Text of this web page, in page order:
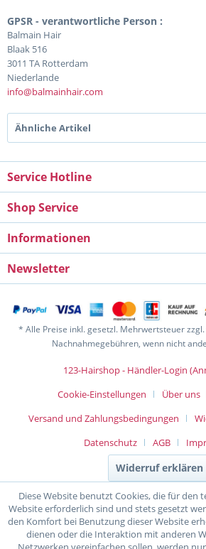
GPSR - verantwortliche Person :
Balmain Hair
Blaak 516
3011 TA Rotterdam
Niederlande
info@balmainhair.com
Ähnliche Artikel
Service Hotline
Shop Service
Informationen
Newsletter
* Alle Preise inkl. gesetzl. Mehrwertsteuer zzgl.
Nachnahmegebühren, wenn nicht
123-Hairshop - Händler-Login
Cookie-Einstellungen
Über uns
Versand und Zahlungsbedingungen
Datenschutz
AGB
Widerruf erklären
Diese Website benutzt Cookies, die für den
Website erforderlich sind und stets gesetzt
den Komfort bei Benutzung dieser Website
dienen oder die Interaktion mit anderen